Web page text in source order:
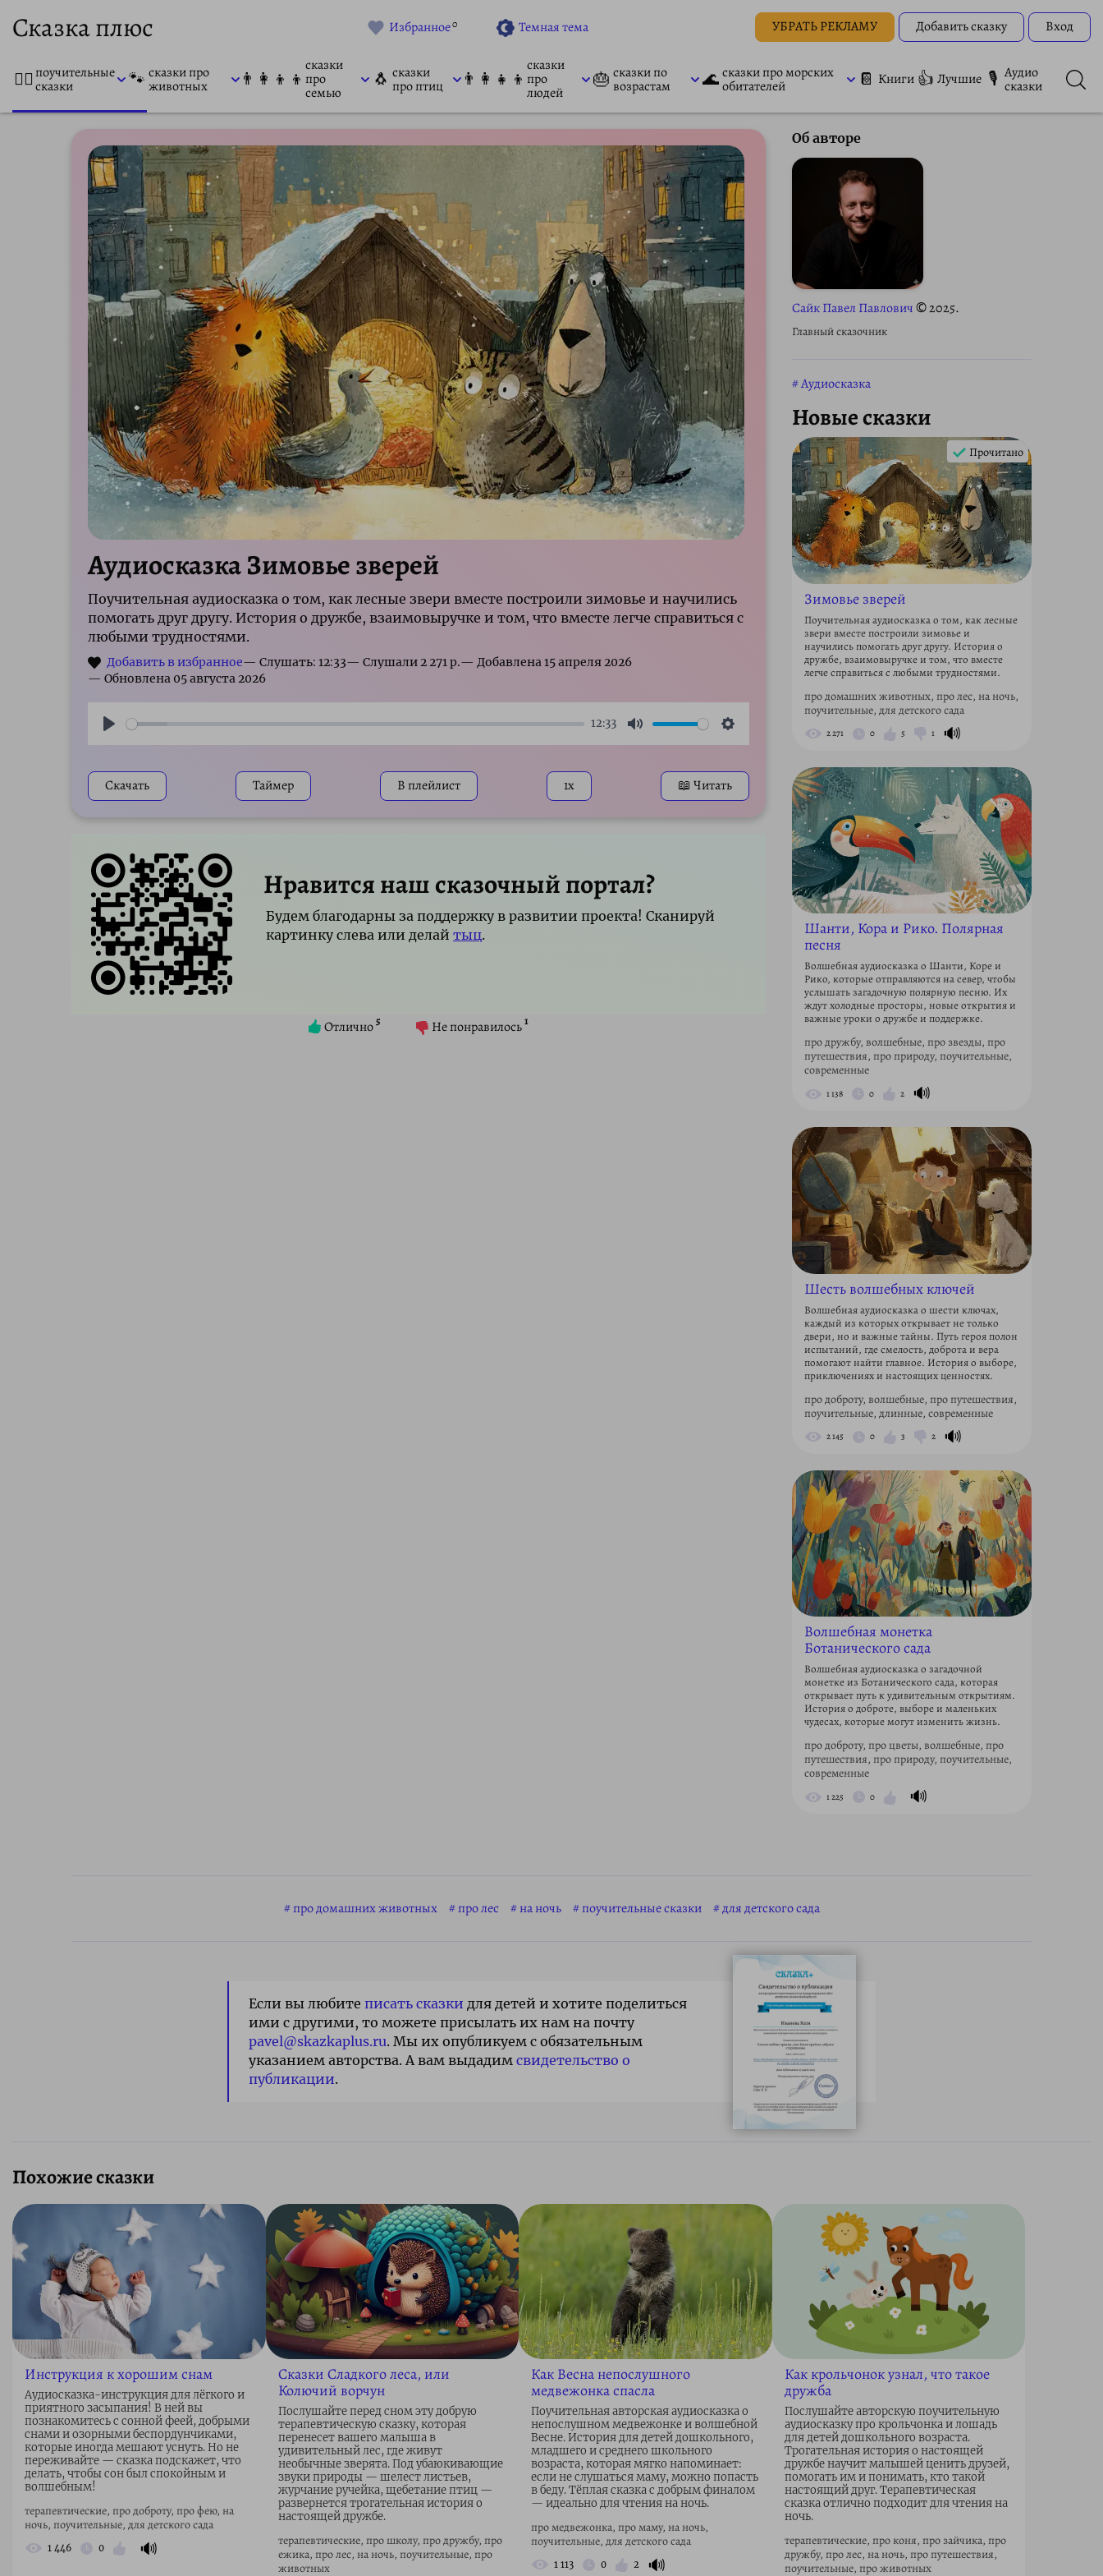
Сказка плюс Избранное0 Темная тема УБРАТЬ РЕКЛАМУ Добавить сказку Вход
👨‍⚕️поучительные
сказки 🐾 сказки про
животных 👨‍👩‍👦‍👦
сказки
про
семью
🐧 сказки
про птиц 👨‍👩‍👧‍👦
сказки
про
людей
🎂 сказки по
возрастам 🌊сказки про морских
обитателей 📔 Книги 👍 Лучшие 🎙 Аудио
сказки
Аудиосказка Зимовье зверей
Поучительная аудиосказка о том, как лесные звери вместе построили зимовье и научились
помогать друг другу. История о дружбе, взаимовыручке и том, что вместе легче справиться с
любыми трудностями.
— Слушать: 12:33 р.
12:33
Mute Settings
Скачать Таймер В плейлист 1x 📖 Читать
Нравится наш сказочный портал?
Будем благодарны за поддержку в развитии проекта! Сканируй
картинку слева или делай тыц.
Отлично5 Не понравилось1
Об авторе
Сайк Павел Павлович© 2025.
Главный сказочник
Аудиосказка
Новые сказки
Прочитано
Зимовье зверей
Поучительная аудиосказка о том, как лесные
звери вместе построили зимовье и
научились помогать друг другу. История о
дружбе, взаимовыручке и том, что вместе
легче справиться с любыми трудностями.
про домашних животных, про лес, на ночь,
поучительные, для детского сада
2 271 0 5 1 🔊
Шанти, Кора и Рико. Полярная
песня
Волшебная аудиосказка о Шанти, Коре и
Рико, которые отправляются на север, чтобы
услышать загадочную полярную песню. Их
ждут холодные просторы, новые открытия и
важные уроки о дружбе и поддержке.
про дружбу, волшебные, про звезды, про
путешествия, про природу, поучительные,
современные
1 138 0 2 🔊
Шесть волшебных ключей
Волшебная аудиосказка о шести ключах,
каждый из которых открывает не только
двери, но и важные тайны. Путь героя полон
испытаний, где смелость, доброта и вера
помогают найти главное. История о выборе,
приключениях и настоящих ценностях.
про доброту, волшебные, про путешествия,
поучительные, длинные, современные
2 145 0 3 2 🔊
Волшебная монетка
Ботанического сада
Волшебная аудиосказка о загадочной
монетке из Ботанического сада, которая
открывает путь к удивительным открытиям.
История о доброте, выборе и маленьких
чудесах, которые могут изменить жизнь.
про доброту, про цветы, волшебные, про
путешествия, про природу, поучительные,
современные
1 225 0 🔊
про домашних животных про лес на ночь поучительные сказки для детского сада
Если вы любите писать сказки для детей и хотите поделиться
ими с другими, то можете присылать их нам на почту
pavel@skazkaplus.ru. Мы их опубликуем с обязательным
указанием авторства. А вам выдадим свидетельство о
публикации.
Похожие сказки
Инструкция к хорошим снам
Аудиосказка-инструкция для лёгкого и
приятного засыпания! В ней вы
познакомитесь с сонной феей, добрыми
снами и озорными беспордунчиками,
которые иногда мешают уснуть. Но не
переживайте — сказка подскажет, что
делать, чтобы сон был спокойным и
волшебным!
терапевтические, про доброту, про фею, на
ночь, поучительные, для детского сада
1 446 0 🔊
Сказки Сладкого леса, или
Колючий ворчун
Послушайте перед сном эту добрую
терапевтическую сказку, которая
перенесет вашего малыша в
удивительный лес, где живут
необычные зверята. Под убаюкивающие
звуки природы — шелест листьев,
журчание ручейка, щебетание птиц —
развернется трогательная история о
настоящей дружбе.
терапевтические, про школу, про дружбу, про
ежика, про лес, на ночь, поучительные, про
животных
Как Весна непослушного
медвежонка спасла
Поучительная авторская аудиосказка о
непослушном медвежонке и волшебной
Весне. История для детей дошкольного,
младшего и среднего школьного
возраста, которая мягко напоминает:
если не слушаться маму, можно попасть
в беду. Тёплая сказка с добрым финалом
— идеально для чтения на ночь.
про медвежонка, про маму, на ночь,
поучительные, для детского сада
1 113 0 2 🔊
Как крольчонок узнал, что такое
дружба
Послушайте авторскую поучительную
аудиосказку про крольчонка и лошадь
для детей дошкольного возраста.
Трогательная история о настоящей
дружбе научит малышей ценить друзей,
помогать им и понимать, кто такой
настоящий друг. Терапевтическая
сказка отлично подходит для чтения на
ночь.
терапевтические, про коня, про зайчика, про
дружбу, про лес, на ночь, про путешествия,
поучительные, про животных